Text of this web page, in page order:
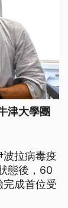
津大學團
拉病毒疫
態後，60
成首位受